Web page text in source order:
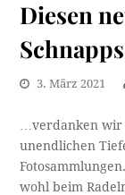
Diesen
3. März 2021
…verdanken
unendlichen
wohl beim